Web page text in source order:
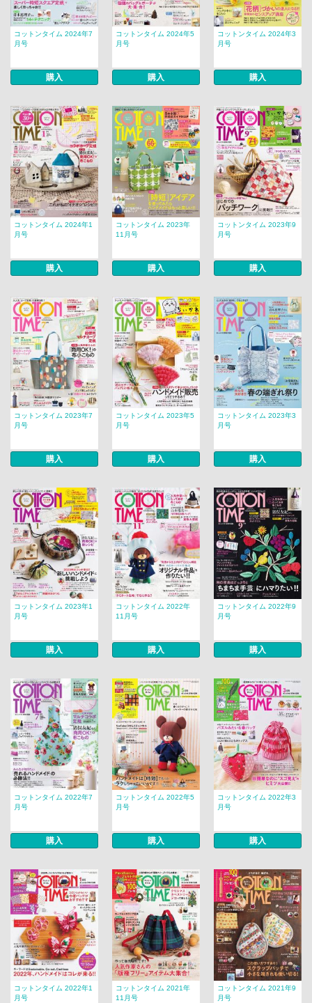
コットンタイム 2024年7
月号
購入
コットンタイム 2024年5
月号
購入
コットンタイム 2024年3
月号
購入
コットンタイム 2024年1
月号
購入
コットンタイム 2023年
11月号
購入
コットンタイム 2023年9
月号
購入
コットンタイム 2023年7
月号
購入
コットンタイム 2023年5
月号
購入
コットンタイム 2023年3
月号
購入
コットンタイム 2023年1
月号
購入
コットンタイム 2022年
11月号
購入
コットンタイム 2022年9
月号
購入
コットンタイム 2022年7
月号
購入
コットンタイム 2022年5
月号
購入
コットンタイム 2022年3
月号
購入
コットンタイム 2022年1
月号
コットンタイム 2021年
11月号
コットンタイム 2021年9
月号